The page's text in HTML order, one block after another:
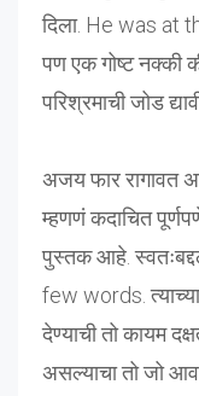
दिला. He was at
पण एक गोष्ट नक्की
परिश्रमाची जोड
अजय फार रागावत
म्हणणं कदाचित
पुस्तक आहे.
few words.
देण्याची तो कायम
असल्याचा तो जो